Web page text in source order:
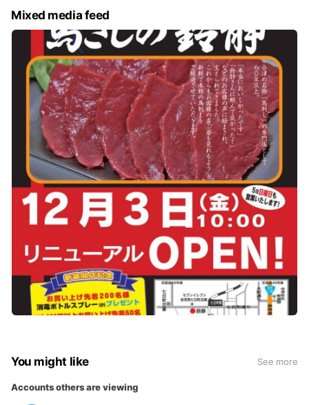
Mixed media feed
You might like See more
Accounts others are viewing